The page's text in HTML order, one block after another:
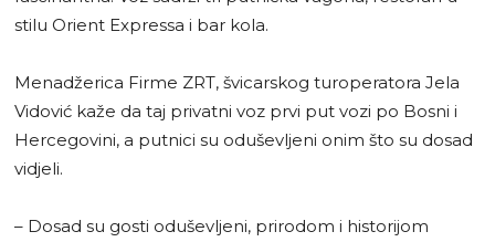
stilu Orient Expressa i bar kola.
Menadžerica Firme ZRT, švicarskog turoperatora Jela
Vidović kaže da taj privatni voz prvi put vozi po Bosni i
Hercegovini, a putnici su oduševljeni onim što su dosad
vidjeli.
– Dosad su gosti oduševljeni, prirodom i historijom